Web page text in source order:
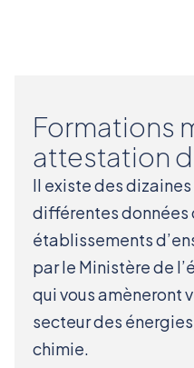
Formations
attestation
Il existe des
différentes données
établissements
par le Ministère de
qui vous amèneront
secteur des
chimie.